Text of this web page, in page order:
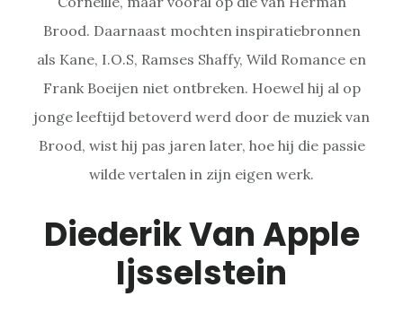
Brood. Daarnaast mochten inspiratiebronnen
als Kane, I.O.S, Ramses Shaffy, Wild Romance en
Frank Boeijen niet ontbreken. Hoewel hij al op
jonge leeftijd betoverd werd door de muziek van
Brood, wist hij pas jaren later, hoe hij die passie
wilde vertalen in zijn eigen werk.
Diederik Van Apple
Ijsselstein